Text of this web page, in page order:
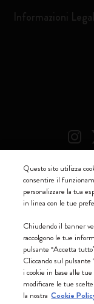
Informazioni
Moleskine ® è un
Moleskine srl a socio
Soc. €2.181.513,42
Questo sito utilizza
consentire il
personalizzare la tua
in linea con le tue
Chiudendo il banner
raccolgono le tue
pulsante “Accetta
Cliccando sul pulsante
i cookie in base alle
modificare le tue
la nostra Cookie